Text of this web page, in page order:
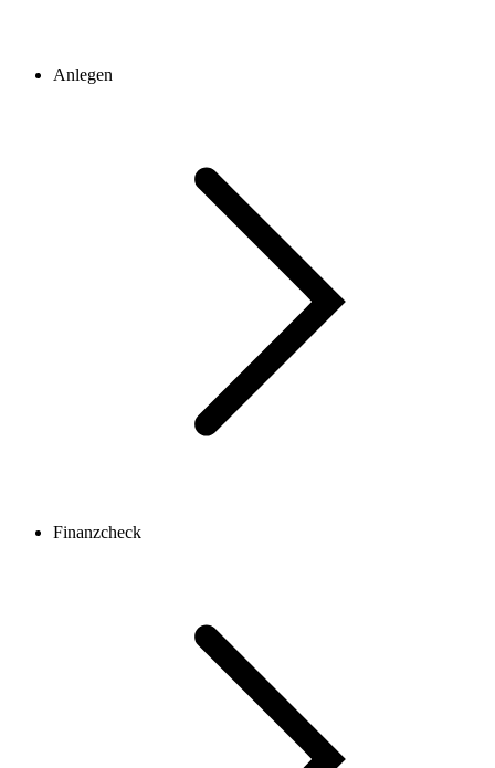
Anlegen
Finanzcheck